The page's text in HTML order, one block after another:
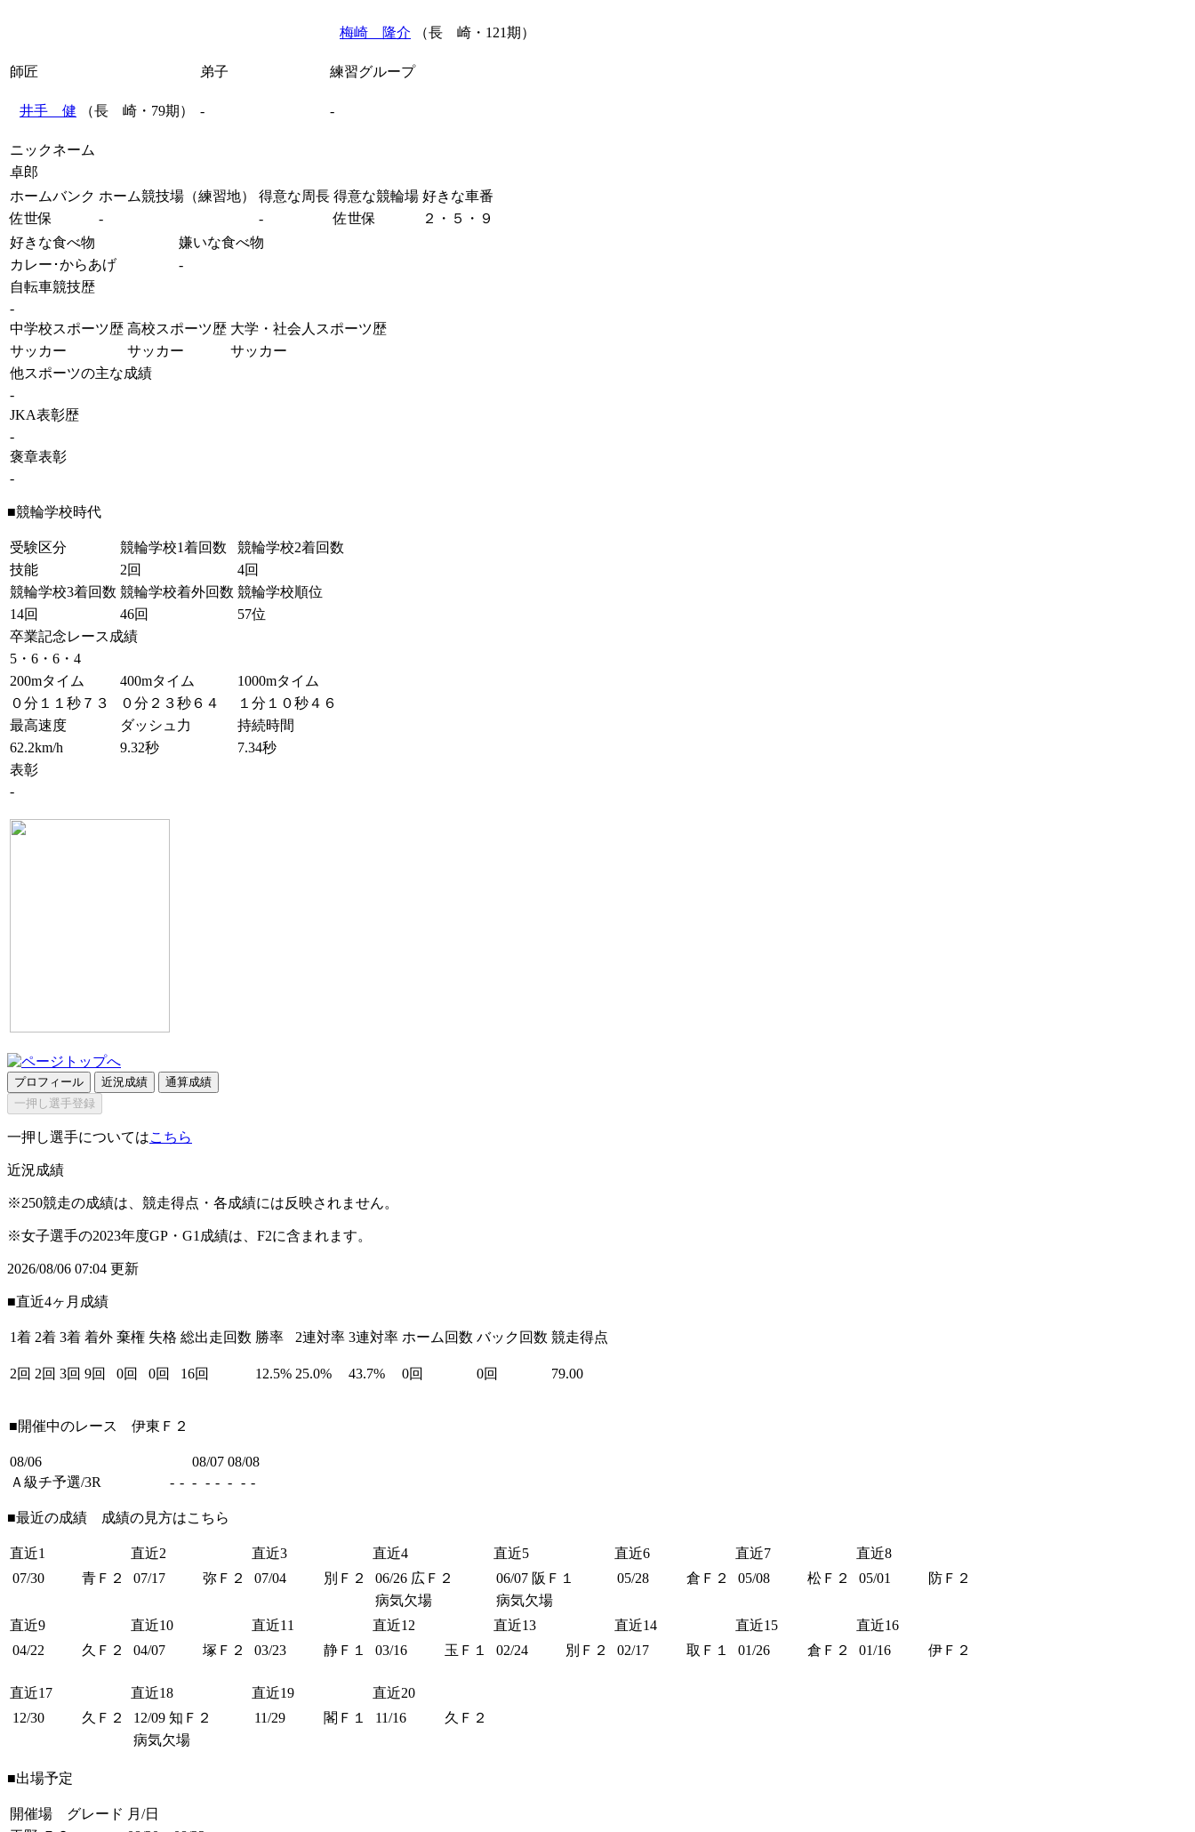
梅崎 隆介 （長 崎・121期）
師匠 弟子 練習グループ
井手 健 （長 崎・79期） - -
ニックネーム
卓郎
ホームバンク ホーム競技場（練習地） 得意な周長 得意な競輪場 好きな車番
佐世保
- - 佐世保
２・５・９
好きな食べ物
嫌いな食べ物
カレー･からあげ
-
自転車競技歴
-
中学校スポーツ歴 高校スポーツ歴 大学・社会人スポーツ歴
サッカー
サッカー
サッカー
他スポーツの主な成績
-
JKA表彰歴
-
褒章表彰
-
■競輪学校時代
受験区分 競輪学校1着回数
競輪学校2着回数
技能
2回
4回
競輪学校3着回数 競輪学校着外回数 競輪学校順位
14回
46回
57位
卒業記念レース成績
5・6・6・4
200mタイム
400mタイム
1000mタイム
０分１１秒７３
０分２３秒６４
１分１０秒４６
最高速度
ダッシュ力
持続時間
62.2km/h
9.32秒
7.34秒
表彰
-
プロフィール 近況成績
通算成績
一押し選手登録
一押し選手についてはこちら
近況成績
※250競走の成績は、競走得点・各成績には反映されません。
※女子選手の2023年度GP・G1成績は、F2に含まれます。
2026/08/06 07:04 更新
■直近4ヶ月成績
1着 2着 3着 着外 棄権 失格 総出走回数 勝率 2連対率 3連対率 ホーム回数 バック回数 競走得点
2回 2回 3回 9回 0回 0回 16回 12.5% 25.0% 43.7% 0回 0回 79.00
■開催中のレース 伊東Ｆ２
08/06 08/07 08/08
Ａ級チ予選/3R
- - - - - - - -
■最近の成績 成績の見方はこちら
直近1 直近2 直近3 直近4 直近5 直近6 直近7
直近8
07/30
青Ｆ２ 07/17 弥Ｆ２ 07/04 別Ｆ２ 06/26 広Ｆ２
病気欠場
06/07 阪Ｆ１
病気欠場
05/28 倉Ｆ２ 05/08 松Ｆ２ 05/01 防Ｆ２
直近9 直近10 直近11 直近12 直近13 直近14 直近15
直近16
04/22
久Ｆ２ 04/07 塚Ｆ２ 03/23 静Ｆ１ 03/16 玉Ｆ１ 02/24 別Ｆ２ 02/17 取Ｆ１ 01/26 倉Ｆ２ 01/16 伊Ｆ２
直近17 直近18 直近19
直近20
12/30
久Ｆ２ 12/09 知Ｆ２
病気欠場
11/29 閣Ｆ１ 11/16 久Ｆ２
■出場予定
開催場 グレード 月/日